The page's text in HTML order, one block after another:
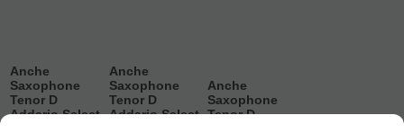
Anche
Saxophone
Tenor D
Addario Select
Anche
Saxophone
Tenor D
Addario Select
Anche
Saxophone
Tenor D